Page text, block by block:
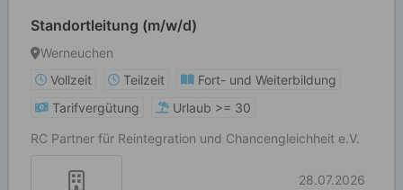
Standortleitung (m/w/d)
Werneuchen
Vollzeit
Teilzeit
Fort- und Weiterbildung
Tarifvergütung
Urlaub >= 30
RC Partner für Reintegration und Chancengleichheit e.V.
28.07.2026